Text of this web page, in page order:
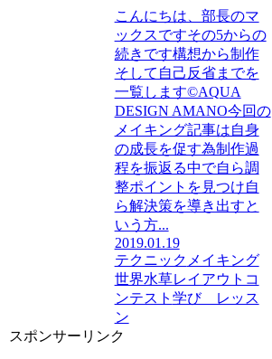
こんにちは、部長のマ
ックスですその5からの
続きです構想から制作
そして自己反省までを
一覧します©AQUA
DESIGN AMANO今回の
メイキング記事は自身
の成長を促す為制作過
程を振返る中で自ら調
整ポイントを見つけ自
ら解決策を導き出すと
いう方...
2019.01.19
テクニック メイキング
世界水草レイアウトコ
ンテスト 学び レッス
ン
スポンサーリンク